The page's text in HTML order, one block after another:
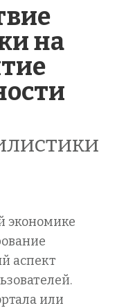
на
экономике
аспект
или